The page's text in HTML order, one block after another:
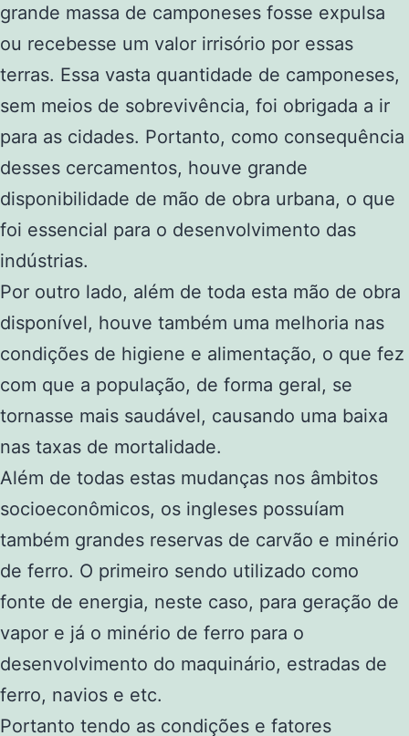
grande massa de camponeses fosse expulsa
ou recebesse um valor irrisório por essas
terras. Essa vasta quantidade de camponeses,
sem meios de sobrevivência, foi obrigada a ir
para as cidades. Portanto, como consequência
desses cercamentos, houve grande
disponibilidade de mão de obra urbana, o que
foi essencial para o desenvolvimento das
indústrias.
Por outro lado, além de toda esta mão de obra
disponível, houve também uma melhoria nas
condições de higiene e alimentação, o que fez
com que a população, de forma geral, se
tornasse mais saudável, causando uma baixa
nas taxas de mortalidade.
Além de todas estas mudanças nos âmbitos
socioeconômicos, os ingleses possuíam
também grandes reservas de carvão e minério
de ferro. O primeiro sendo utilizado como
fonte de energia, neste caso, para geração de
vapor e já o minério de ferro para o
desenvolvimento do maquinário, estradas de
ferro, navios e etc.
Portanto tendo as condições e fatores